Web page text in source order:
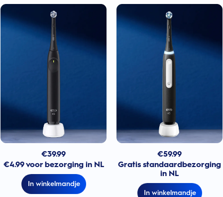
€39.99
€4.99 voor bezorging in NL
In winkelmandje
€59.99
Gratis standaardbezorging
in NL
In winkelmandje